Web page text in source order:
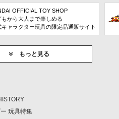
OFFICIAL TOY SHOP
もから大人まで楽しめる
キャラクター玩具の限定品通販サイト
もっと見る
玩具特集